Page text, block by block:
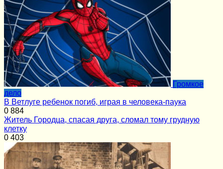
Громкое
дело
В Ветлуге ребенок погиб, играя в человека-паука
0 884
Житель Городца, спасая друга, сломал тому грудную
клетку
0 403